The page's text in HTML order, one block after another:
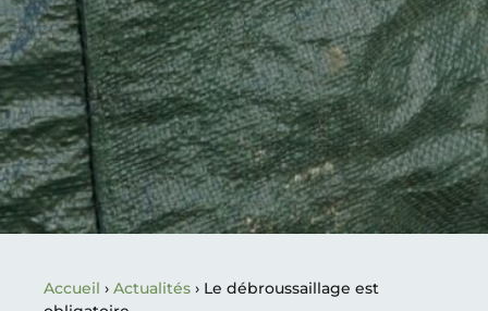
Accueil › Actualités › Le débroussaillage est